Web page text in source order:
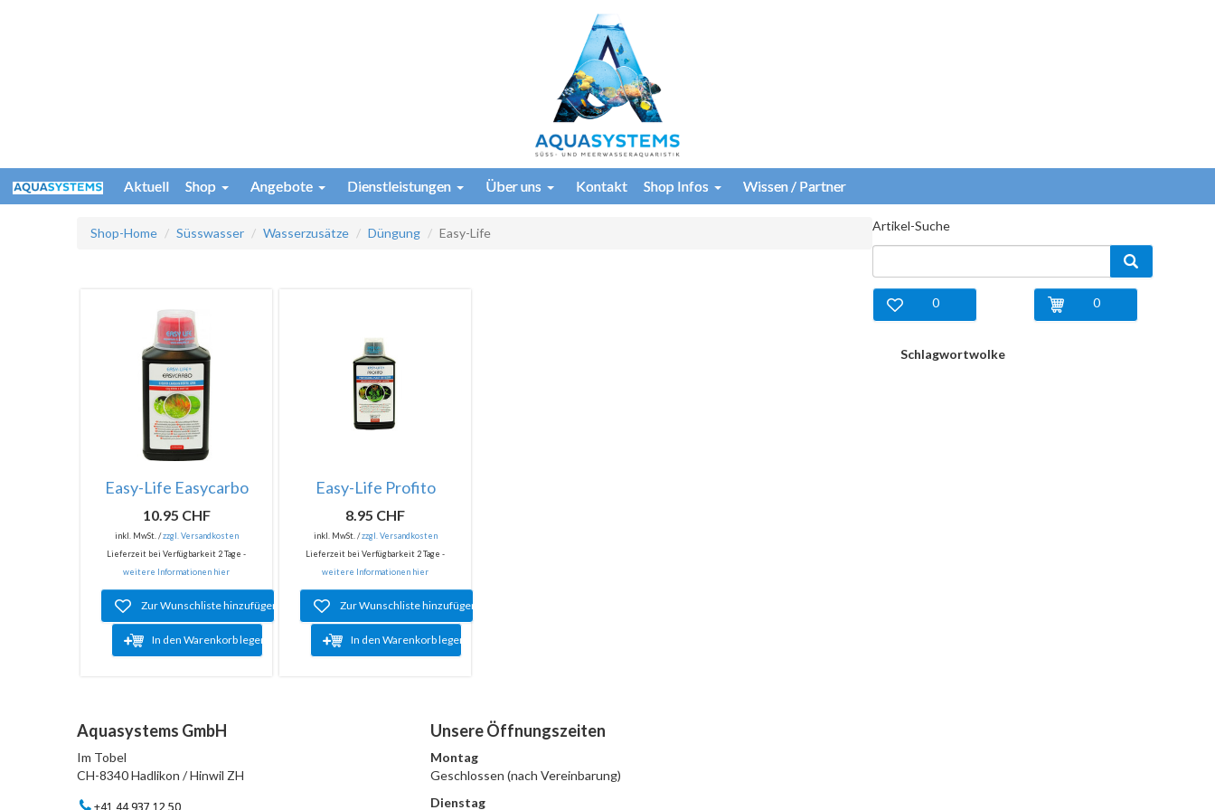
Aktuell Shop Angebote Dienstleistungen Über uns Kontakt Shop Infos Wissen / Partner
Shop-Home Süsswasser Wasserzusätze Düngung Easy-Life
Easy-Life Easycarbo
10.95 CHF
inkl. MwSt. /zzgl. Versandkosten
Lieferzeit bei Verfügbarkeit 2 Tage -
weitere Informationen hier
Zur Wunschliste hinzufügen
In den Warenkorb legen
Easy-Life Profito
8.95 CHF
inkl. MwSt. /zzgl. Versandkosten
Lieferzeit bei Verfügbarkeit 2 Tage -
weitere Informationen hier
Zur Wunschliste hinzufügen
In den Warenkorb legen
Artikel-Suche
0
0
Schlagwortwolke
Aquasystems GmbH
Im Tobel
CH-8340 Hadlikon / Hinwil ZH
Unsere Öffnungszeiten
Montag
Geschlossen (nach Vereinbarung)
Dienstag